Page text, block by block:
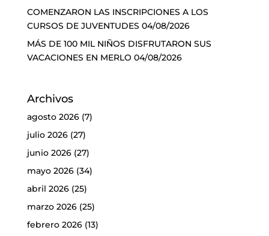
COMENZARON LAS INSCRIPCIONES A LOS
CURSOS DE JUVENTUDES 04/08/2026
MÁS DE 100 MIL NIÑOS DISFRUTARON SUS
VACACIONES EN MERLO 04/08/2026
Archivos
agosto 2026(7)
julio 2026(27)
junio 2026(27)
mayo 2026(34)
abril 2026(25)
marzo 2026(25)
febrero 2026(13)